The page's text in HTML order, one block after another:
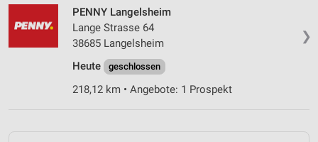
❯
PENNY Langelsheim
Lange Strasse 64
38685 Langelsheim
Heute
geschlossen
218,12 km • Angebote: 1 Prospekt